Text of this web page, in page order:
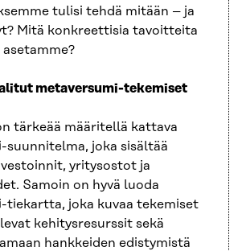
tulisi tehdä mitään – ja
Mitä konkreettisia tavoitteita
metaversumi-tekemiset
tärkeää määritellä kattava
suunnitelma, joka sisältää
yritysostot ja
Samoin on hyvä luoda
tiekartta, joka kuvaa tekemiset
kehitysresurssit sekä
hankkeiden edistymistä